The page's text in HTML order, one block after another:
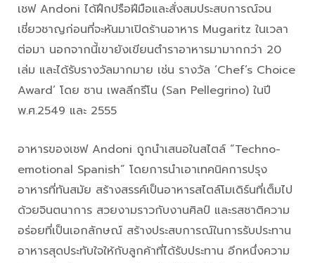
เชฟ Andoni ได้ฝึกปรือฝีมือและสั่งสมประสบการณ์จน
เชี่ยวชาญก่อนที่จะหันมาเปิดร้านอาหาร Mugaritz ในเวลา
ต่อมา นอกจากนี้เขายังเขียนตำราอาหารมามากกว่า 20
เล่ม และได้รับรางวัลมากมาย เช่น รางวัล ‘Chef’s Choice
Award’ โดย ซาน เพลลีกรีโน (San Pellegrino) ในปี
พ.ศ.2549 และ 2555
อาหารของเชฟ Andoni ถูกนำเสนอในสไตล์ “Techno-
emotional Spanish” โดยการนำเอาเทคนิคการปรุง
อาหารที่ทันสมัย สร้างสรรค์เป็นอาหารสไตล์โมเดิร์นที่เต็มไป
ด้วยจินตนาการ สวยงามราวกับงานศิลป์ และรสชาติความ
อร่อยที่เป็นเอกลักษณ์ สร้างประสบการณ์ในการรับประทาน
อาหารสุดประทับใจให้กับลูกค้าที่ได้รับประทาน อีกหนึ่งความ